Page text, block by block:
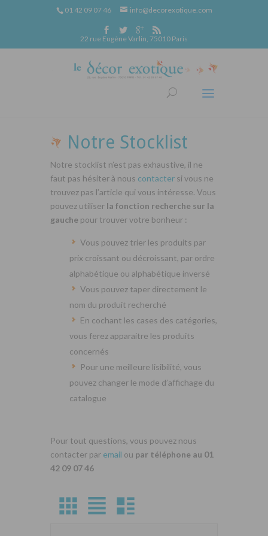
01 42 09 07 46 info@decorexotique.com
22 rue Eugène Varlin, 75010 Paris
Notre Stocklist
Notre stocklist n’est pas exhaustive, il ne
faut pas hésiter à nous contacter si vous ne
trouvez pas l’article qui vous intéresse. Vous
pouvez utiliser la fonction recherche sur la
gauche pour trouver votre bonheur :
Vous pouvez trier les produits par
prix croissant ou décroissant, par ordre
alphabétique ou alphabétique inversé
Vous pouvez taper directement le
nom du produit recherché
En cochant les cases des catégories,
vous ferez apparaitre les produits
concernés
Pour une meilleure lisibilité, vous
pouvez changer le mode d’affichage du
catalogue
Pour tout questions, vous pouvez nous
contacter par email ou par téléphone au 01
42 09 07 46